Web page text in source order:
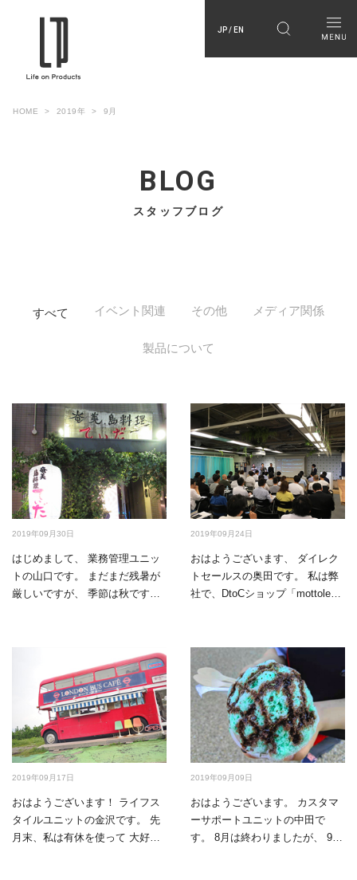
JP / EN
HOME 2019年 9月
BLOG
スタッフブログ
すべて イベント関連 その他 メディア関係
製品について
2019年09月30日
はじめまして、 業務管理ユニッ
トの山口です。 まだまだ残暑が
厳しいですが、 季節は秋です
2019年09月24日
おはようございます、 ダイレク
トセールスの奥田です。 私は弊
社で、DtoCショップ「mottole」
2019年09月17日
おはようございます！ ライフス
タイルユニットの金沢です。 先
月末、私は有休を使って 大好き
2019年09月09日
おはようございます。 カスタマ
ーサポートユニットの中田で
す。 8月は終わりましたが、 9月